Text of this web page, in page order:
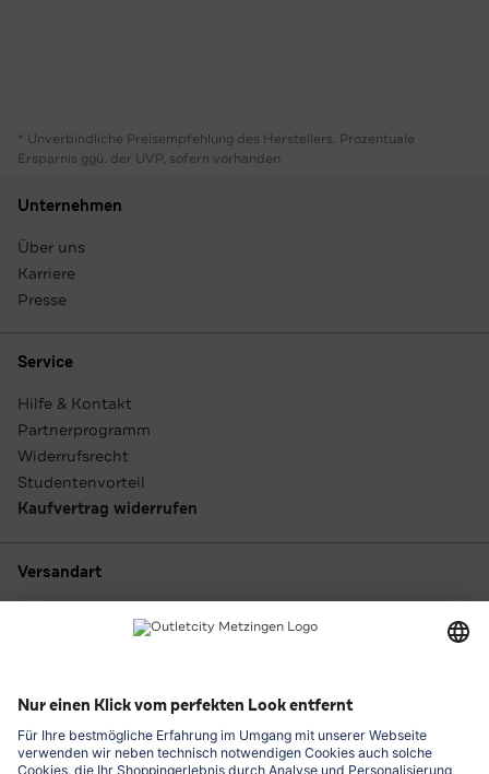
* Unverbindliche Preisempfehlung des Herstellers. Prozentuale
Ersparnis ggü. der UVP, sofern vorhanden
Unternehmen
Über uns
Karriere
Presse
Service
Hilfe & Kontakt
Partnerprogramm
Widerrufsrecht
Studentenvorteil
Kaufvertrag widerrufen
Versandart